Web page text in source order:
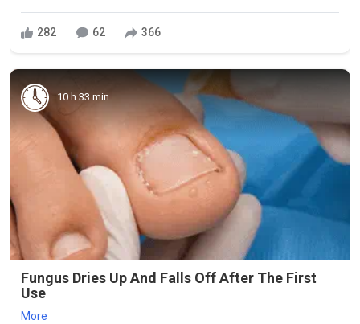
282 62 366
10 h 33 min
Fungus Dries Up And Falls Off After The First
Use
More